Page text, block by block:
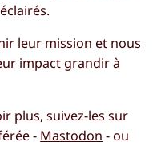
leur mission et nous
impact grandir à
plus, suivez-les sur
- Mastodon - ou